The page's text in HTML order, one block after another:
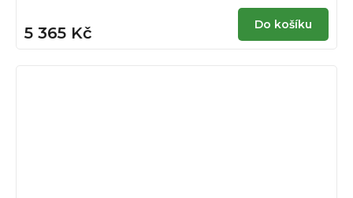
5 365 Kč Do košíku